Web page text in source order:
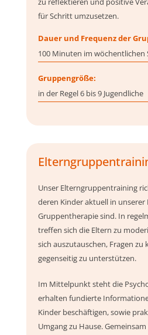
für Schritt umzusetzen.
Dauer und Frequenz der
100 Minuten im wöchentlichen
Gruppengröße:
in der Regel 6 bis 9 Jugendliche
Unser Elterngruppentraining
deren Kinder aktuell in unserer
Gruppentherapie sind. In
treffen sich die Eltern zu
sich auszutauschen, Fragen zu
gegenseitig zu unterstützen.
Im Mittelpunkt steht die
erhalten fundierte
Kinder beschäftigen, sowie
Umgang zu Hause.